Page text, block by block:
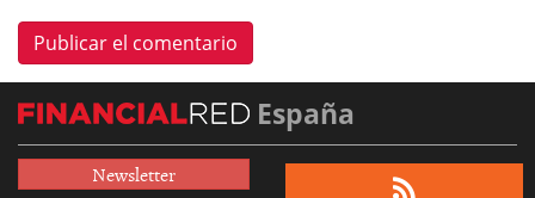
España
Newsletter